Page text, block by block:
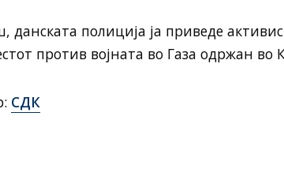
данската полиција ја приведе
против војната во Газа одржан во
СДК